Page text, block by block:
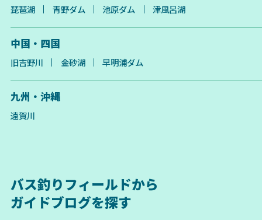
琵琶湖 青野ダム 池原ダム 津風呂湖
中国・四国
旧吉野川 金砂湖 早明浦ダム
九州・沖縄
遠賀川
バス釣りフィールドから
ガイドブログを探す